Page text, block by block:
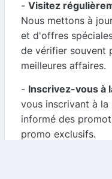
- Visitez
Nous mettons à
et d'offres
de vérifier souvent
meilleures affaires.
- Inscrivez-vous à
vous inscrivant à la
informé des
promo exclusifs.